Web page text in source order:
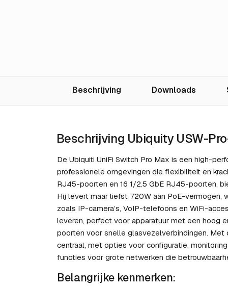
Beschrijving Downloads
Beschrijving Ubiquity USW-
De Ubiquiti UniFi Switch Pro Max is een high-
professionele omgevingen die flexibiliteit en
RJ45-poorten en 16 1/2.5 GbE RJ45-poorten,
Hij levert maar liefst 720W aan PoE-vermogen,
zoals IP-camera’s, VoIP-telefoons en WiFi-
leveren, perfect voor apparatuur met een hoog
poorten voor snelle glasvezelverbindingen.
centraal, met opties voor configuratie,
functies voor grote netwerken die
Belangrijke kenmerken: